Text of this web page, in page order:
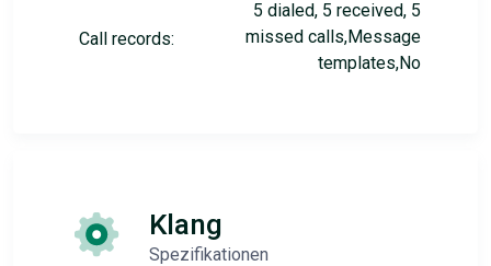
Call records:
5 dialed, 5 received, 5
missed calls,Message
templates,No
Klang
Spezifikationen